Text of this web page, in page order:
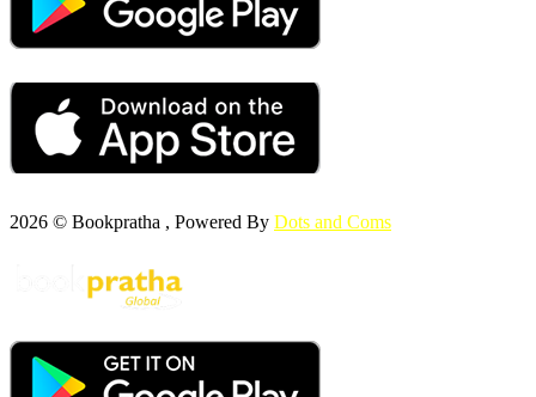
2026 © Bookpratha , Powered By Dots and Coms